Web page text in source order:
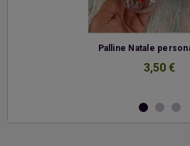
Palline Natale
3,50 €